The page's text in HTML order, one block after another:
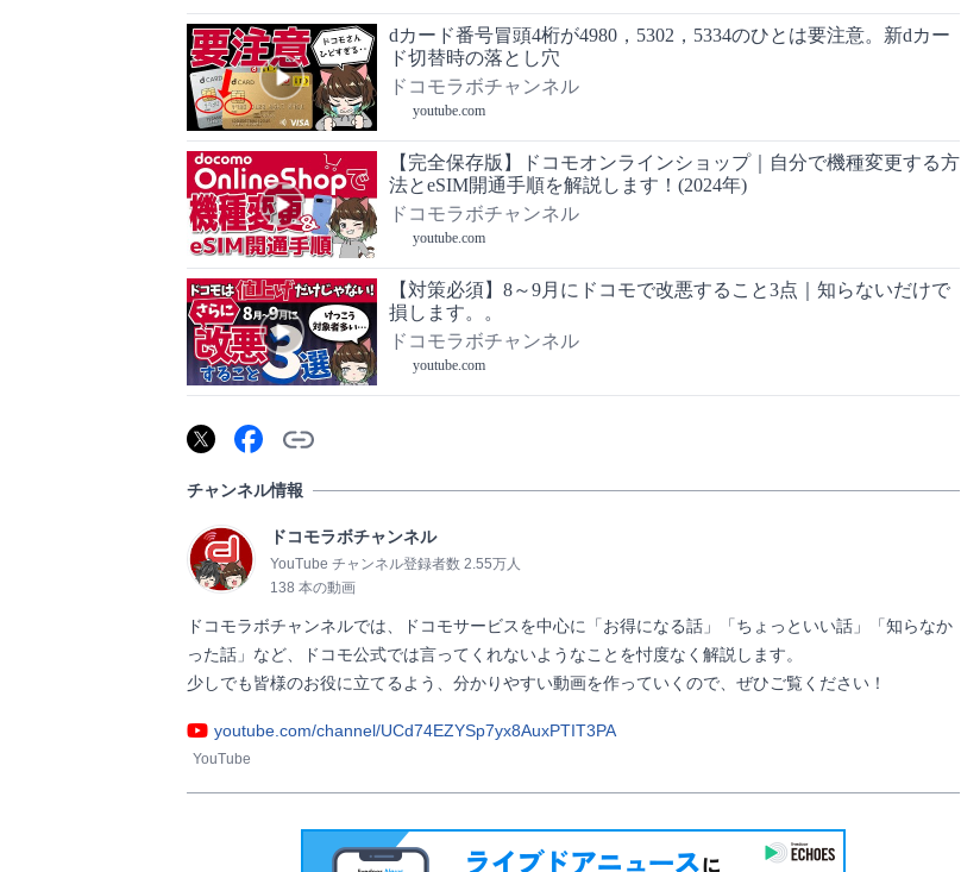
dカード番号冒頭4桁が4980，5302，5334のひとは要注意。新dカー
ド切替時の落とし穴
ドコモラボチャンネル
youtube.com
【完全保存版】ドコモオンラインショップ｜自分で機種変更する方
法とeSIM開通手順を解説します！(2024年)
ドコモラボチャンネル
youtube.com
【対策必須】8～9月にドコモで改悪すること3点｜知らないだけで
損します。。
ドコモラボチャンネル
youtube.com
チャンネル情報
ドコモラボチャンネル
YouTube チャンネル登録者数 2.55万人
138 本の動画
ドコモラボチャンネルでは、ドコモサービスを中心に「お得になる話」「ちょっといい話」「知らなか
った話」など、ドコモ公式では言ってくれないようなことを忖度なく解説します。
youtube.com/channel/UCd74EZYSp7yx8AuxPTIT3PA
YouTube